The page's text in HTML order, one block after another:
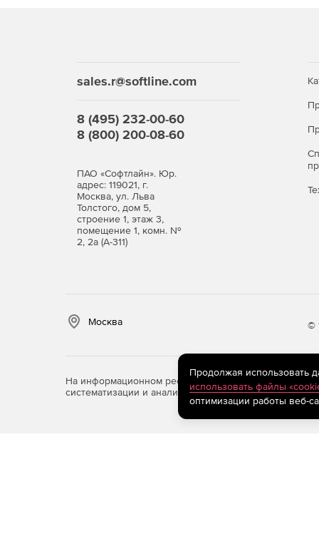
sales.r@softline.com
8 (495) 232-00-60
8 (800) 200-08-60
ПАО «Софтлайн». Юр.
адрес: 119021, г.
Москва, ул. Льва
Толстого, дом 5,
строение 1, этаж 3,
помещение 1, комн. №
2, 2а (А-311)
Москва ©
На информационном ресурсе store.softline.ru
систематизации и анализа сведений, относящихся
Продолжая использовать
использовать файлы
оптимизации работы веб-